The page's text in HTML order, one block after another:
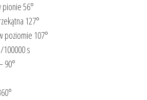
pionie 56°
127°
poziomie 107°
100000 s
90°